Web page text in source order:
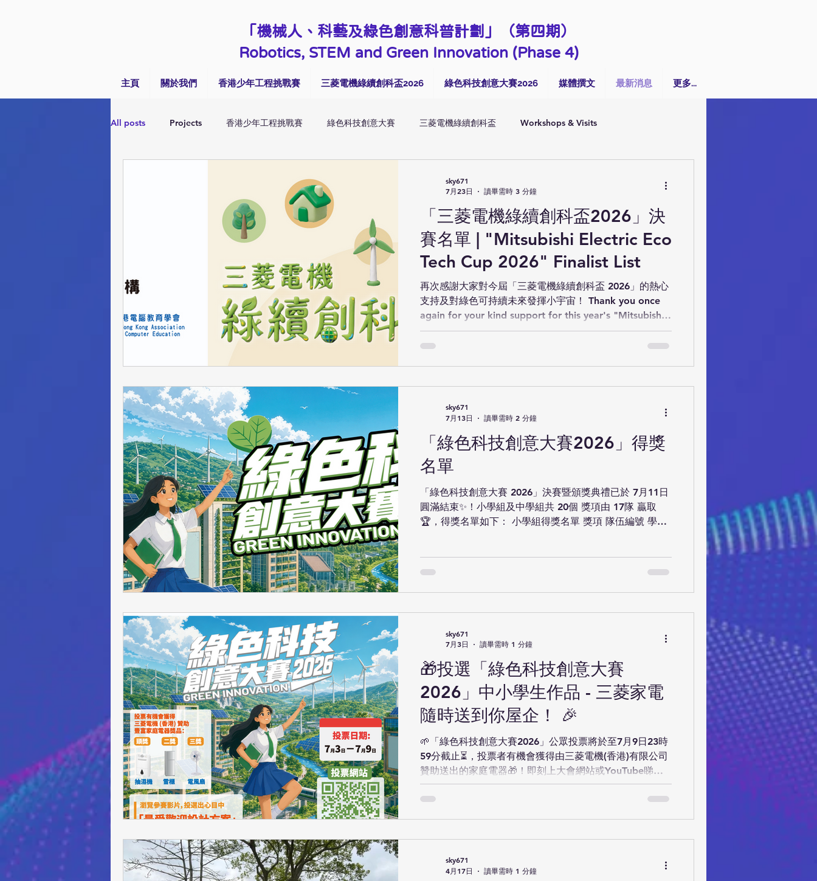
「機械人、科藝及綠色創意科普計劃」（第四期）
Robotics, STEM and Green Innovation (Phase 4)
主頁 關於我們 香港少年工程挑戰賽 三菱電機綠續創科盃2026 綠色科技創意大賽2026 媒體撰文 最新消息 更多...
All posts Projects 香港少年工程挑戰賽 綠色科技創意大賽 三菱電機綠續創科盃 Workshops & Visits
「三菱電機綠續創科盃2026」決
賽名單 | "Mitsubishi Electric Eco
Tech Cup 2026" Finalist List
再次感謝大家對今屆「三菱電機綠續創科盃 2026」的熱心
支持及對綠色可持續未來發揮小宇宙！ Thank you once
again for your kind support for this year's "Mitsubishi
Electric Eco Tech Cup 2026", and for contributing your
ideas towards a green, sustainable future! 評審已為大
處早前舉辦的「綠色科技創意大賽2026」2 個組別中奪得
冠軍的 2 隊隊伍亦將獲邀以種子隊伍身份參加是次學生組
決賽。 Our judges have carefully deliberated your
qualifier entries. The top 13 student division teams and
the top 15 teams in the open division have be
sky671
7月23日
讀畢需時 3 分鐘
「綠色科技創意大賽2026」得獎
名單
「綠色科技創意大賽 2026」決賽暨頒獎典禮已於 7月11日
圓滿結束✨！小學組及中學組共 20個 獎項由 17隊 贏取
🏆，得獎名單如下： 小學組得獎名單 獎項 隊伍編號 學校
會 鄭任安夫人學校 Coolway 最具創意獎 P33 仁濟醫院羅
綠色未來 最受歡迎設計獎第一名 P14 基督教宣道會宣基小
壽南小學 綠窗森林 最受歡迎設計獎第三名 P25 東華三院
王余家潔紀念小學 智綠家居助手 中學組得獎名單 獎項 隊
伍編號 學校名稱 作品名稱 冠軍 S16 東涌天主教學校 智慧
導鴨號 亞軍 S25 救恩書院 智繪呼
sky671
7月13日
讀畢需時 2 分鐘
🎁投選「綠色科技創意大賽
2026」中小學生作品 - 三菱家電
隨時送到你屋企！ 🎉
🌱「綠色科技創意大賽2026」公眾投票將於至7月9日23時
59分截止⏳，投票者有機會獲得由三菱電機(香港)有限公司
贊助送出的家庭電器🎁！即刻上大會網站或YouTube睇睇
中小學生對「綠建宜居」的創新諗法💡，選出你認為最好
的作品🏆。歡迎各位踴躍投票，讚好及分享給身邊的朋
小學組作品： https://www.youtube.com/playlist?
list=PLacD3rYaIp4cAa0TyNayIBoSagz76OuXs 🏫中學組
作品：https://www.youtube.com/playlist?
sky671
7月3日
讀畢需時 1 分鐘
sky671
4月17日
讀畢需時 1 分鐘